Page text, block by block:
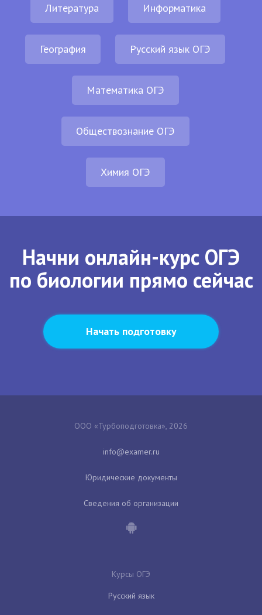
Литература Информатика
География Русский язык ОГЭ
Математика ОГЭ
Обществознание ОГЭ
Химия ОГЭ
Начни онлайн-курс ОГЭ
по биологии прямо сейчас
Начать подготовку
ООО «Турбоподготовка», 2026
Юридические документы
Сведения об организации
Курсы ОГЭ
Русский язык